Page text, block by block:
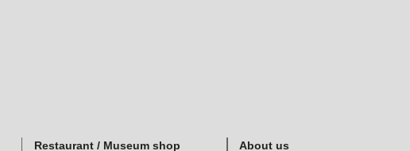
Restaurant / Museum shop About us